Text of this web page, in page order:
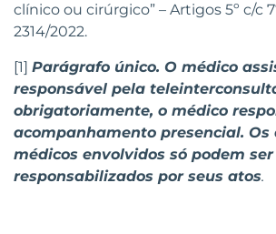
clínico ou cirúrgico” – Artigos 5º c/c
2314/2022.
[1] Parágrafo único. O médico
responsável pela
obrigatoriamente, o médico
acompanhamento presencial. Os
médicos envolvidos só podem ser
responsabilizados por seus atos.